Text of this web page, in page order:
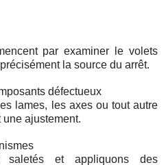
par examiner le volets
la source du arrêt.
défectueux
lames, les axes ou tout autre
ajustement.
saletés et appliquons des